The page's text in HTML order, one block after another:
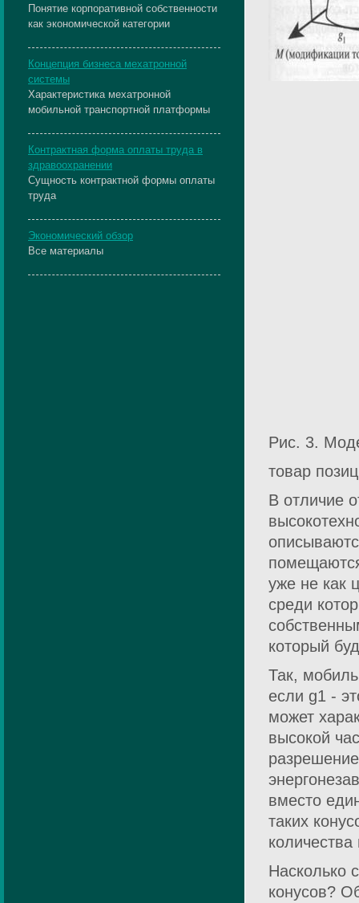
Рис. 3.
товар
В отличие
уже не как
среди
который
Так,
если g1 -
может
высокой
вместо
таких
количества
Насколько
конусов?
Понятие корпоративной собственности
как экономической категории
Концепция бизнеса мехатронной
системы
Характеристика мехатронной
мобильной транспортной платформы
Контрактная форма оплаты труда в
здравоохранении
Сущность контрактной формы оплаты
труда
Экономический обзор
Все материалы